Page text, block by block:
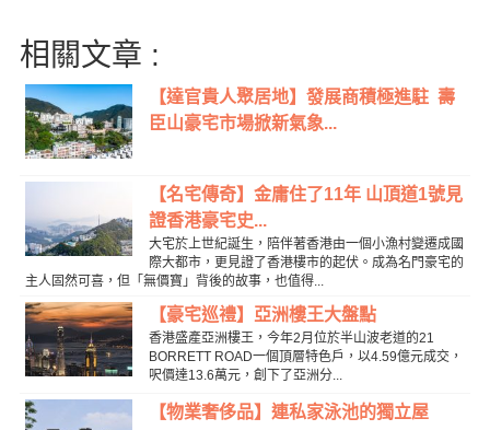
相關文章 :
【達官貴人聚居地】發展商積極進駐 壽
臣山豪宅市場掀新氣象...
【名宅傳奇】金庸住了11年 山頂道1號見
證香港豪宅史...
大宅於上世紀誕生，陪伴著香港由一個小漁村變遷成國
際大都市，更見證了香港樓市的起伏。成為名門豪宅的
主人固然可喜，但「無價寶」背後的故事，也值得...
【豪宅巡禮】亞洲樓王大盤點
香港盛產亞洲樓王，今年2月位於半山波老道的21
BORRETT ROAD一個頂層特色戶，以4.59億元成交，
呎價達13.6萬元，創下了亞洲分...
【物業奢侈品】連私家泳池的獨立屋